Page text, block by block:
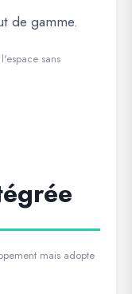
de gamme.
sans
mais adopte